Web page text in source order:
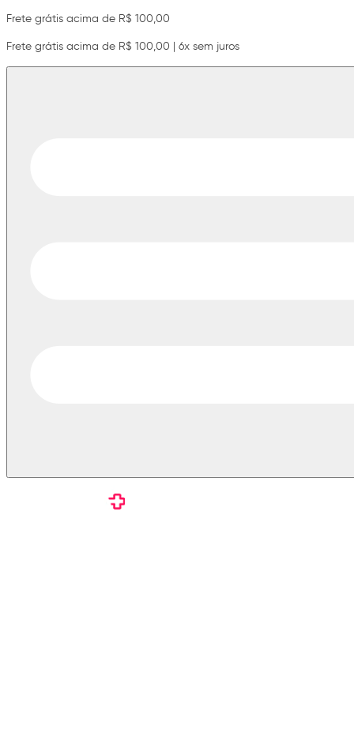
Frete grátis acima de R$ 100,00
Frete grátis acima de R$ 100,00 | 6x sem juros